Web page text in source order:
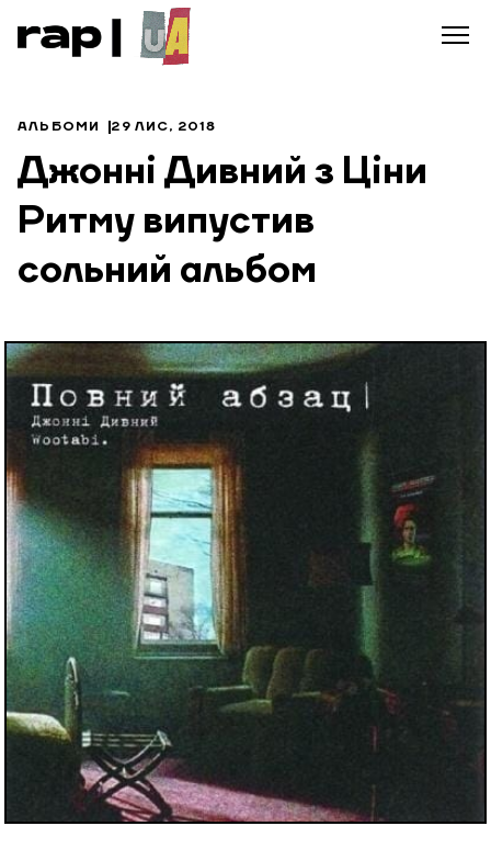
АЛЬБОМИ 29 ЛИС, 2018
Джонні Дивний з Ціни
Ритму випустив
сольний альбом